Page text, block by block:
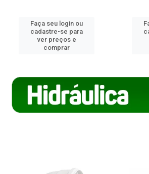
Faça seu login ou
cadastre-se para
ver preços e
comprar